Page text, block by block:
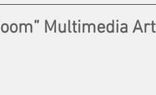
Multimedia Art